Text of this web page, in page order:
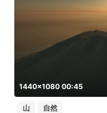
1440x1080 00:45
山 自然